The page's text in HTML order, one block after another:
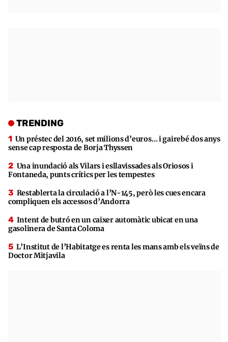
TRENDING
Un préstec del 2016, set milions d’euros… i gairebé dos anys
sense cap resposta de Borja Thyssen
Una inundació als Vilars i esllavissades als Oriosos i
Fontaneda, punts crítics per les tempestes
Restablerta la circulació a l’N-145, però les cues encara
compliquen els accessos d’Andorra
Intent de butró en un caixer automàtic ubicat en una
gasolinera de Santa Coloma
L’Institut de l’Habitatge es renta les mans amb els veïns de
Doctor Mitjavila